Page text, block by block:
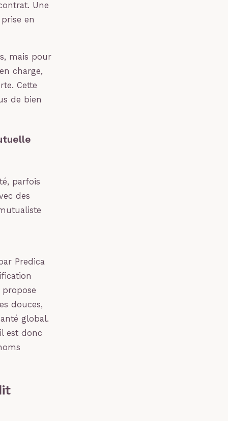
Une
en
mais pour
charge,
Cette
de bien
parfois
des
Predica
propose
douces,
global.
est donc